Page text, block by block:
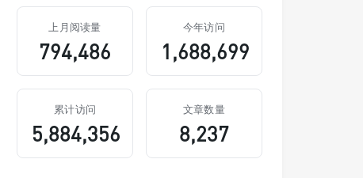
上月阅读量
794,486
今年访问
1,688,699
累计访问
5,884,356
文章数量
8,237